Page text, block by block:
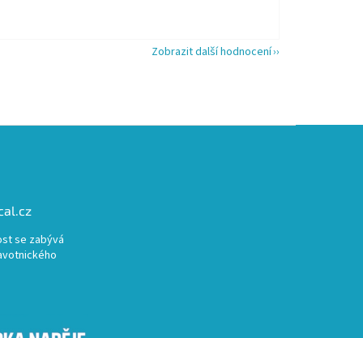
Zobrazit další hodnocení
se zabývá